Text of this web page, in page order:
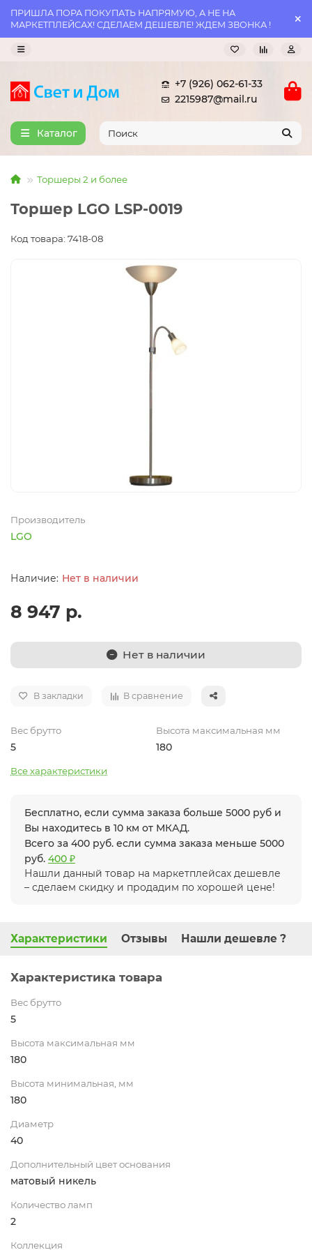
ПРИШЛА ПОРА ПОКУПАТЬ НАПРЯМУЮ, А НЕ НА
МАРКЕТПЛЕЙСАХ! СДЕЛАЕМ ДЕШЕВЛЕ! ЖДЕМ ЗВОНКА !
+7 (926) 062-61-33
2215987@mail.ru
Каталог
Торшеры 2 и более
Торшер LGO LSP-0019
Код товара: 7418-08
Производитель
LGO
Нет в наличии
8 947 р.
Нет в наличии
В закладки В сравнение
Вес брутто
5
Высота максимальная мм
180
Все характеристики
Бесплатно, если сумма заказа больше 5000 руб и
Вы находитесь в 10 км от МКАД.
Всего за 400 руб. если сумма заказа меньше 5000
руб. 400 ₽
Нашли данный товар на маркетплейсах дешевле
– сделаем скидку и продадим по хорошей цене!
Характеристики Отзывы Нашли дешевле ?
Характеристика товара
Вес брутто
5
Высота максимальная мм
180
Высота минимальная, мм
180
Диаметр
40
Дополнительный цвет основания
матовый никель
Количество ламп
2
Коллекция